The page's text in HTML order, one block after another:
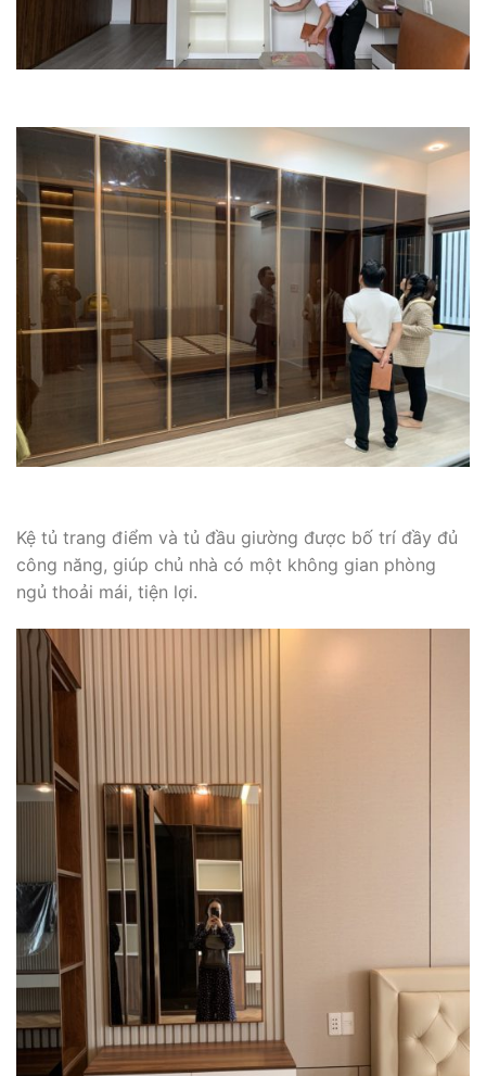
Kệ tủ trang điểm và tủ đầu giường được bố trí đầy đủ
công năng, giúp chủ nhà có một không gian phòng
ngủ thoải mái, tiện lợi.